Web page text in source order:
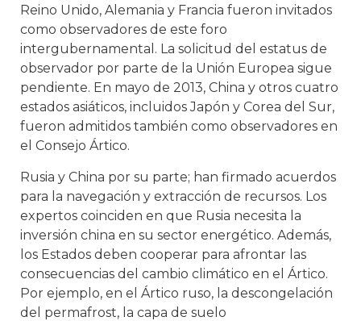
Reino Unido, Alemania y Francia fueron invitados
como observadores de este foro
intergubernamental. La solicitud del estatus de
observador por parte de la Unión Europea sigue
pendiente. En mayo de 2013, China y otros cuatro
estados asiáticos, incluidos Japón y Corea del Sur,
fueron admitidos también como observadores en
el Consejo Ártico.
Rusia y China por su parte; han firmado acuerdos
para la navegación y extracción de recursos. Los
expertos coinciden en que Rusia necesita la
inversión china en su sector energético. Además,
los Estados deben cooperar para afrontar las
consecuencias del cambio climático en el Ártico.
Por ejemplo, en el Ártico ruso, la descongelación
del permafrost, la capa de suelo